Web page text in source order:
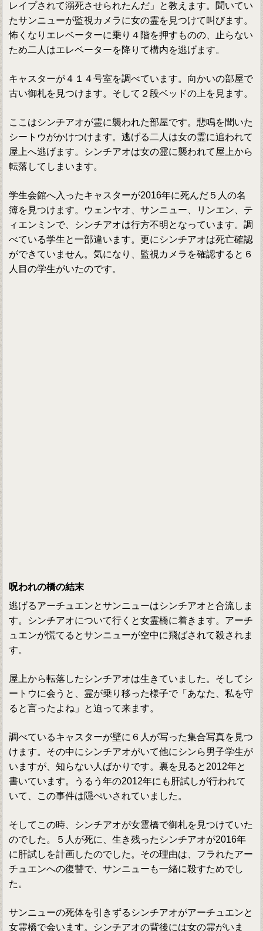
レイプされて溺死させられたんだ」と教えます。聞いてい
たサンニューが監視カメラに女の霊を見つけて叫びます。
怖くなりエレベーターに乗り４階を押すものの、止らない
ため二人はエレベーターを降りて構内を逃げます。
キャスターが４１４号室を調べています。向かいの部屋で
古い御札を見つけます。そして２段ベッドの上を見ます。
ここはシンチアオが霊に襲われた部屋です。悲鳴を聞いた
シートウがかけつけます。逃げる二人は女の霊に追われて
屋上へ逃げます。シンチアオは女の霊に襲われて屋上から
転落してしまいます。
学生会館へ入ったキャスターが2016年に死んだ５人の名
簿を見つけます。ウェンヤオ、サンニュー、リンエン、テ
ィエンミンで、シンチアオは行方不明となっています。調
べている学生と一部違います。更にシンチアオは死亡確認
ができていません。気になり、監視カメラを確認すると６
人目の学生がいたのです。
呪われの橋の結末
逃げるアーチュエンとサンニューはシンチアオと合流しま
す。シンチアオについて行くと女霊橋に着きます。アーチ
ュエンが慌てるとサンニューが空中に飛ばされて殺されま
す。
屋上から転落したシンチアオは生きていました。そしてシ
ートウに会うと、霊が乗り移った様子で「あなた、私を守
ると言ったよね」と迫って来ます。
調べているキャスターが壁に６人が写った集合写真を見つ
けます。その中にシンチアオがいて他にシンら男子学生が
いますが、知らない人ばかりです。裏を見ると2012年と
書いています。うるう年の2012年にも肝試しが行われて
いて、この事件は隠ぺいされていました。
そしてこの時、シンチアオが女霊橋で御札を見つけていた
のでした。５人が死に、生き残ったシンチアオが2016年
に肝試しを計画したのでした。その理由は、フラれたアー
チュエンへの復讐で、サンニューも一緒に殺すためでし
た。
サンニューの死体を引きずるシンチアオがアーチュエンと
女霊橋で会います。シンチアオの背後には女の霊がいま